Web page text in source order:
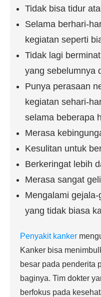
Tidak bisa tidur
Selama berhari-
kegiatan seperti
Tidak lagi
yang sebelumnya
Punya perasaan
kegiatan sehari-
selama beberapa
Merasa
Kesulitan untuk
Berkeringat lebih
Merasa sangat
Mengalami
yang tidak biasa
Penyakit kanker
Kanker bisa
besar pada penderita
baginya. Tim dokter
berfokus pada